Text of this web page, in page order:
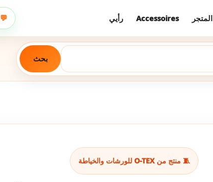
المتجر Accessoires رأيي 💬
بحث
🧵 منتج من O-TEX للورشات والخياطة